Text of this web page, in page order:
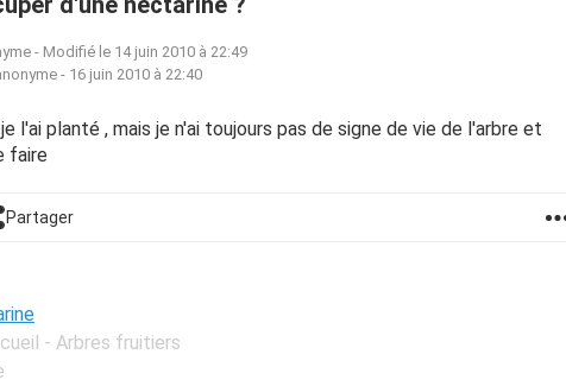
- Modifié le 14 juin 2010 à 22:49
- 16 juin 2010 à 22:40
l'ai planté , mais je n'ai toujours pas de signe de vie de l'arbre et
faire
Partager
- Arbres fruitiers